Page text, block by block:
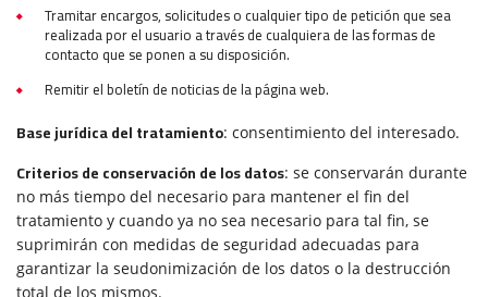
Tramitar encargos, solicitudes o cualquier tipo de petición que sea
realizada por el usuario a través de cualquiera de las formas de
contacto que se ponen a su disposición.
Remitir el boletín de noticias de la página web.
Base jurídica del tratamiento: consentimiento del interesado.
Criterios de conservación de los datos: se conservarán durante
no más tiempo del necesario para mantener el fin del
tratamiento y cuando ya no sea necesario para tal fin, se
suprimirán con medidas de seguridad adecuadas para
garantizar la seudonimización de los datos o la destrucción
total de los mismos.